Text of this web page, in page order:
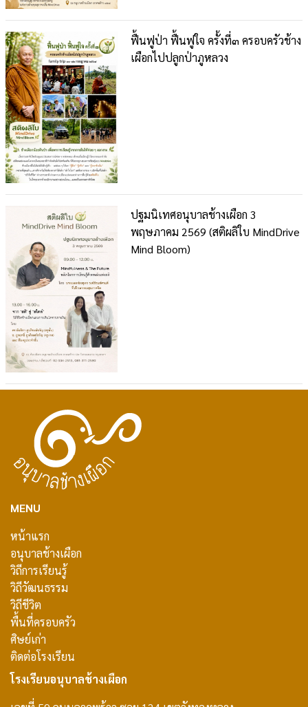
ฟื้นฟูป่า ฟื้นฟูใจ ครั้งที่๓ ครอบครัวช้าง
เผือกไปปลูกป่าภูหลวง
ปฐมนิเทศอนุบาลช้างเผือก 3
พฤษภาคม 2569 (สติผลิใบ MindDrive
Mind Bloom)
MENU
หน้าแรก
อนุบาลช้างเผือก
วิถีการเรียนรู้
วิถีวัฒนธรรม
วิถีชีวิต
พื้นที่ครอบครัว
ศิษย์เก่า
ติดต่อโรงเรียน
โรงเรียนอนุบาลช้างเผือก